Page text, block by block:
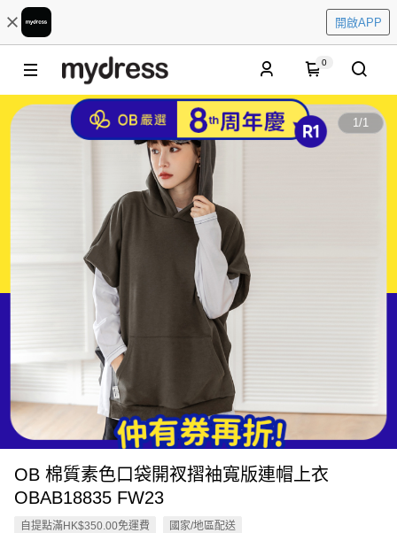
開啟APP
0
1/1
OB 棉質素色口袋開衩摺袖寬版連帽上衣
OBAB18835 FW23
自提點滿HK$350.00免運費 國家/地區配送